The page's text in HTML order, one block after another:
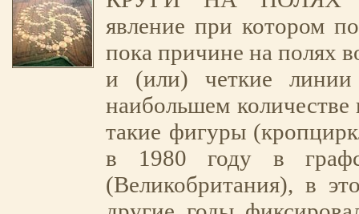
явление при котором
пока причине на полях
и (или) четкие
наибольшем количестве
такие фигуры
в 1980 году в
(Великобритания), в